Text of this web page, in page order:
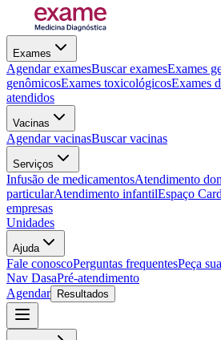
Exames
Agendar examesBuscar examesExames
genômicosExames toxicológicosExames
atendidos
Vacinas
Agendar vacinasBuscar vacinas
Serviços
Infusão de medicamentosAtendimento
particularAtendimento infantilEspaço
empresas
Unidades
Ajuda
Fale conoscoPerguntas frequentesPeça
Nav DasaPré-atendimento
Agendar
Resultados